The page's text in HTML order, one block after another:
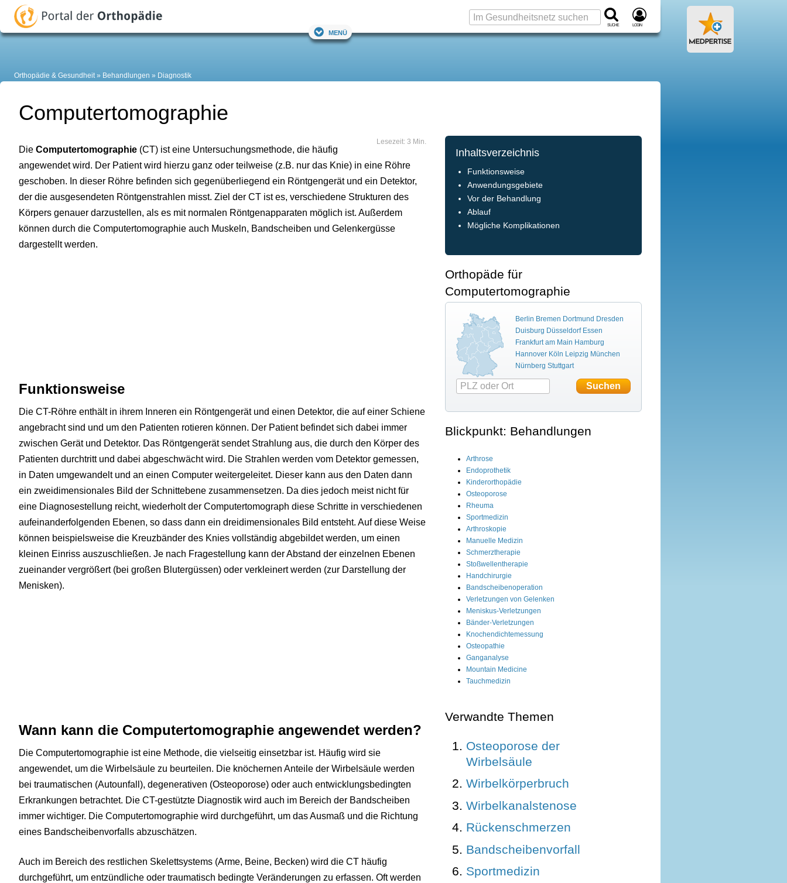
Suche Login
Menü
Orthopädie & Gesundheit Behandlungen Diagnostik
Computertomographie
Lesezeit: 3 Min.
Die Computertomographie (CT) ist eine Untersuchungsmethode, die häufig
angewendet wird. Der Patient wird hierzu ganz oder teilweise (z.B. nur das Knie) in eine Röhre
geschoben. In dieser Röhre befinden sich gegenüberliegend ein Röntgengerät und ein Detektor,
der die ausgesendeten Röntgenstrahlen misst. Ziel der CT ist es, verschiedene Strukturen des
Körpers genauer darzustellen, als es mit normalen Röntgenapparaten möglich ist. Außerdem
können durch die Computertomographie auch Muskeln, Bandscheiben und Gelenkergüsse
dargestellt werden.
Funktionsweise
Die CT-Röhre enthält in ihrem Inneren ein Röntgengerät und einen Detektor, die auf einer Schiene
angebracht sind und um den Patienten rotieren können. Der Patient befindet sich dabei immer
zwischen Gerät und Detektor. Das Röntgengerät sendet Strahlung aus, die durch den Körper des
Patienten durchtritt und dabei abgeschwächt wird. Die Strahlen werden vom Detektor gemessen,
in Daten umgewandelt und an einen Computer weitergeleitet. Dieser kann aus den Daten dann
ein zweidimensionales Bild der Schnittebene zusammensetzen. Da dies jedoch meist nicht für
eine Diagnosestellung reicht, wiederholt der Computertomograph diese Schritte in verschiedenen
aufeinanderfolgenden Ebenen, so dass dann ein dreidimensionales Bild entsteht. Auf diese Weise
können beispielsweise die Kreuzbänder des Knies vollständig abgebildet werden, um einen
kleinen Einriss auszuschließen. Je nach Fragestellung kann der Abstand der einzelnen Ebenen
zueinander vergrößert (bei großen Blutergüssen) oder verkleinert werden (zur Darstellung der
Menisken).
Wann kann die Computertomographie angewendet werden?
Die Computertomographie ist eine Methode, die vielseitig einsetzbar ist. Häufig wird sie
angewendet, um die Wirbelsäule zu beurteilen. Die knöchernen Anteile der Wirbelsäule werden
bei traumatischen (Autounfall), degenerativen (Osteoporose) oder auch entwicklungsbedingten
Erkrankungen betrachtet. Die CT-gestützte Diagnostik wird auch im Bereich der Bandscheiben
immer wichtiger. Die Computertomographie wird durchgeführt, um das Ausmaß und die Richtung
eines Bandscheibenvorfalls abzuschätzen.
Auch im Bereich des restlichen Skelettsystems (Arme, Beine, Becken) wird die CT häufig
durchgeführt, um entzündliche oder traumatisch bedingte Veränderungen zu erfassen. Oft werden
Inhaltsverzeichnis
Funktionsweise
Anwendungsgebiete
Vor der Behandlung
Ablauf
Mögliche Komplikationen
Orthopäde für
Computertomographie
Berlin Bremen Dortmund Dresden
Duisburg Düsseldorf Essen
Frankfurt am Main Hamburg
Hannover Köln Leipzig München
Nürnberg Stuttgart
Blickpunkt: Behandlungen
Arthrose
Endoprothetik
Kinderorthopädie
Osteoporose
Rheuma
Sportmedizin
Arthroskopie
Manuelle Medizin
Schmerztherapie
Stoßwellentherapie
Handchirurgie
Bandscheibenoperation
Verletzungen von Gelenken
Meniskus-Verletzungen
Bänder-Verletzungen
Knochendichtemessung
Osteopathie
Ganganalyse
Mountain Medicine
Tauchmedizin
Verwandte Themen
Osteoporose der
Wirbelsäule
Wirbelkörperbruch
Wirbelkanalstenose
Rückenschmerzen
Bandscheibenvorfall
Sportmedizin